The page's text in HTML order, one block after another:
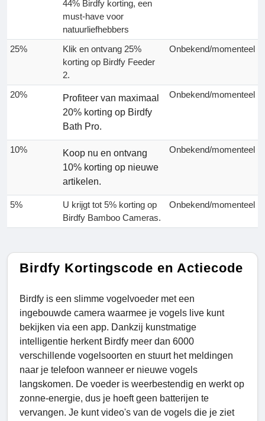
44% Birdfy korting, een
must-have voor
natuurliefhebbers
25%
Klik en ontvang 25%
korting op Birdfy Feeder
2.
Onbekend/momenteel
20%
Profiteer van maximaal
20% korting op Birdfy
Bath Pro.
Onbekend/momenteel
10%
Koop nu en ontvang
10% korting op nieuwe
artikelen.
Onbekend/momenteel
5%
U krijgt tot 5% korting op
Birdfy Bamboo Cameras.
Onbekend/momenteel
Birdfy Kortingscode en Actiecode
Birdfy is een slimme vogelvoeder met een
ingebouwde camera waarmee je vogels live kunt
bekijken via een app. Dankzij kunstmatige
intelligentie herkent Birdfy meer dan 6000
verschillende vogelsoorten en stuurt het meldingen
naar je telefoon wanneer er nieuwe vogels
langskomen. De voeder is weerbestendig en werkt op
zonne-energie, dus je hoeft geen batterijen te
vervangen. Je kunt video's van de vogels die je ziet